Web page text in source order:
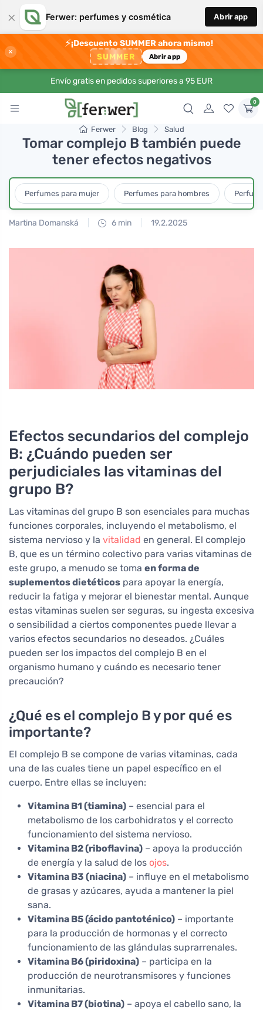
× Ferwer: perfumes y cosmética Abrir app
×
⚡¡Descuento SUMMER ahora mismo!
SUMMER Abrir app
Envío gratis en pedidos superiores a 95 EUR
0
Ferwer Blog Salud
Tomar complejo B también puede
tener efectos negativos
Perfumes para mujer Perfumes para hombres
Martina Domanská 6 min 19.2.2025
Efectos secundarios del complejo
B: ¿Cuándo pueden ser
perjudiciales las vitaminas del
grupo B?
Las vitaminas del grupo B son esenciales para muchas
funciones corporales, incluyendo el metabolismo, el
sistema nervioso y la vitalidad en general. El complejo
B, que es un término colectivo para varias vitaminas de
este grupo, a menudo se toma en forma de
suplementos dietéticos para apoyar la energía,
reducir la fatiga y mejorar el bienestar mental. Aunque
estas vitaminas suelen ser seguras, su ingesta excesiva
o sensibilidad a ciertos componentes puede llevar a
varios efectos secundarios no deseados. ¿Cuáles
pueden ser los impactos del complejo B en el
organismo humano y cuándo es necesario tener
precaución?
¿Qué es el complejo B y por qué es
importante?
El complejo B se compone de varias vitaminas, cada
una de las cuales tiene un papel específico en el
cuerpo. Entre ellas se incluyen:
Vitamina B1 (tiamina) – esencial para el
metabolismo de los carbohidratos y el correcto
funcionamiento del sistema nervioso.
Vitamina B2 (riboflavina) – apoya la producción
de energía y la salud de los ojos.
Vitamina B3 (niacina) – influye en el metabolismo
de grasas y azúcares, ayuda a mantener la piel
sana.
Vitamina B5 (ácido pantoténico) – importante
para la producción de hormonas y el correcto
funcionamiento de las glándulas suprarrenales.
Vitamina B6 (piridoxina) – participa en la
producción de neurotransmisores y funciones
inmunitarias.
Vitamina B7 (biotina) – apoya el cabello sano, la